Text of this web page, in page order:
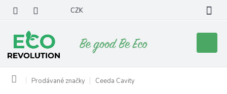
obsah
CZK
košík
Domů Prodávané značky Ceeda Cavity